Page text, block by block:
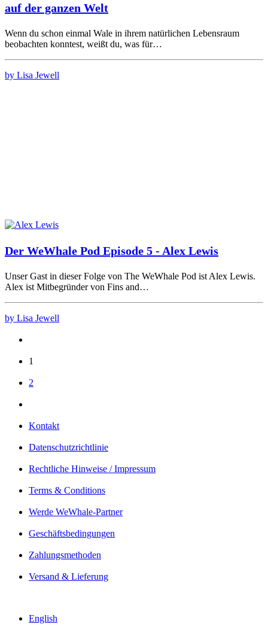
auf der ganzen Welt
Wenn du schon einmal Wale in ihrem natürlichen Lebensraum
beobachten konntest, weißt du, was für…
by Lisa Jewell
Der WeWhale Pod Episode 5 - Alex Lewis
Unser Gast in dieser Folge von The WeWhale Pod ist Alex Lewis.
Alex ist Mitbegründer von Fins and…
by Lisa Jewell
1
2
Kontakt
Datenschutzrichtlinie
Rechtliche Hinweise / Impressum
Terms & Conditions
Werde WeWhale-Partner
Geschäftsbedingungen
Zahlungsmethoden
Versand & Lieferung
English